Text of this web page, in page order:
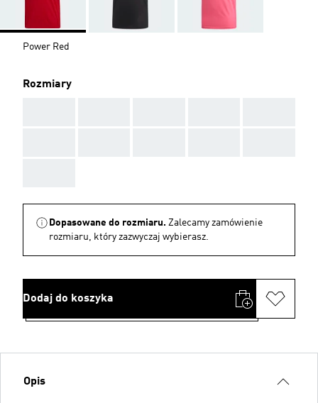
Power Red
Rozmiary
Dopasowane do rozmiaru. Zalecamy zamówienie
rozmiaru, który zazwyczaj wybierasz.
Dodaj do koszyka
Opis